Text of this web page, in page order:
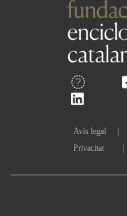
Avís legal
Privacitat
|